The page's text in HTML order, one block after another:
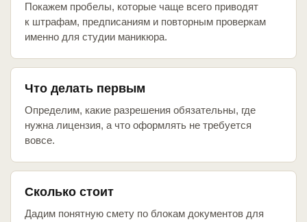
Покажем пробелы, которые чаще всего приводят
к штрафам, предписаниям и повторным проверкам
именно для студии маникюра.
Что делать первым
Определим, какие разрешения обязательны, где
нужна лицензия, а что оформлять не требуется
вовсе.
Сколько стоит
Дадим понятную смету по блокам документов для